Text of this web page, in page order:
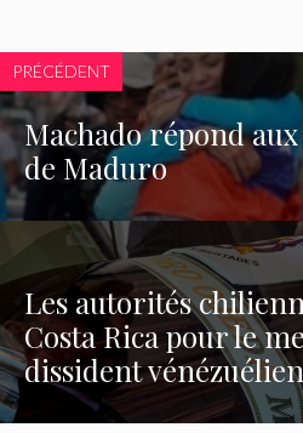
PRÉCÉDENT
Machado répond
de Maduro
Les autorités
Costa Rica pour le
dissident vénézuélien